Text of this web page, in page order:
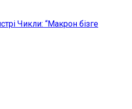
Чикли: “Макрон бізге